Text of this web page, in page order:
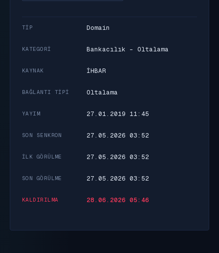
TIP Domain
KATEGORI Bankacılık - Oltalama
KAYNAK İHBAR
BAĞLANTI TIPI Oltalama
YAYIM 27.01.2019 11:45
SON SENKRON 27.05.2026 03:52
İLK GÖRÜLME 27.05.2026 03:52
SON GÖRÜLME 27.05.2026 03:52
KALDIRILMA 28.06.2026 05:46